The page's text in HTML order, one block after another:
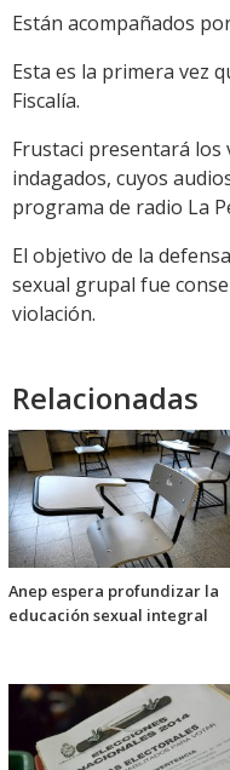
Están acompañados
Esta es la primera vez
Fiscalía.
Frustaci presentará
indagados, cuyos
programa de radio La
El objetivo de la
sexual grupal fue
violación.
Relacionadas
Anep espera profundizar la
educación sexual integral